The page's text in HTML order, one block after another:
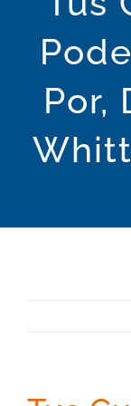
Spiritual
The
Who We
Events
Por,